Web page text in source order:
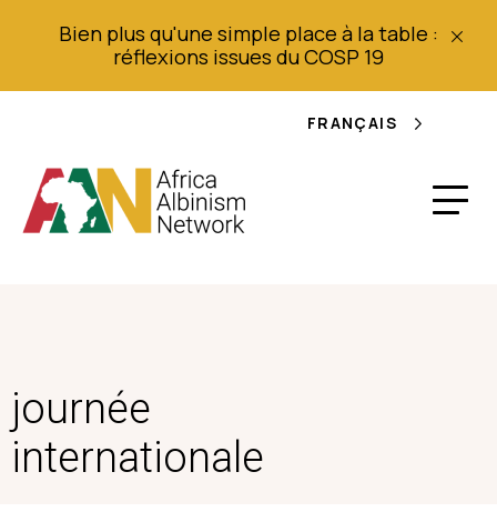
Bien plus qu'une simple place à la table :
réflexions issues du COSP 19
FRANÇAIS
journée
internationale